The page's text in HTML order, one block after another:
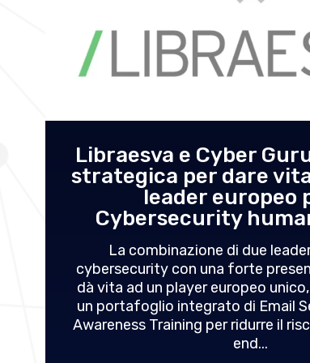
Libraesva e Cyber
strategica per dare
leader europeo
Cybersecurity
La combinazione di due
cybersecurity con una forte
dà vita ad un player europeo
un portafoglio integrato di Email
Awareness Training per ridurre il
end...